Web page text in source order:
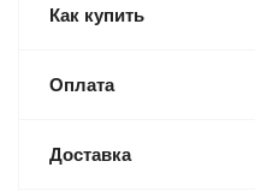
Как купить
Оплата
Доставка